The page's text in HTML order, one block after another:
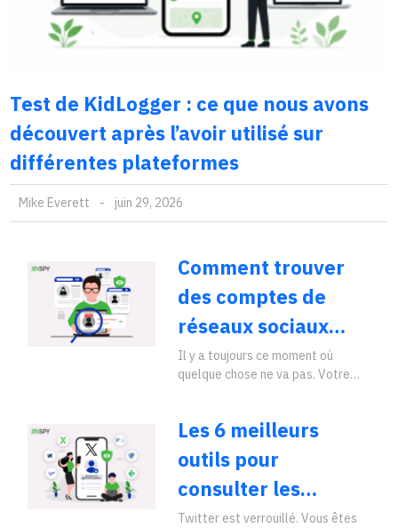
Test de KidLogger : ce que nous avons
découvert après l’avoir utilisé sur
différentes plateformes
Mike Everett - juin 29, 2026
Comment trouver
des comptes de
réseaux sociaux
cachés : 7
méthodes efficaces
réels
Il y a toujours ce moment où
quelque chose ne va pas. Votre
[…]"
Les 6 meilleurs
outils pour
consulter les
comptes Twitter
Twitter est verrouillé. Vous êtes